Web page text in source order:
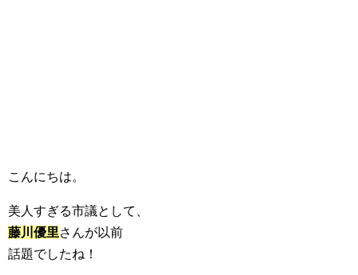
こんにちは。
美人すぎる市議として、
藤川優里さんが以前
話題でしたね！